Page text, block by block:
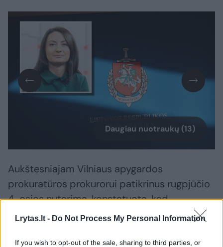
Lrytas.lt - Do Not Process My Personal Information
If you wish to opt-out of the sale, sharing to third parties, or
Daugiau nuotraukų (13)
Aukštesniajam Vilniaus apygardos
prokuratūros prokurorui patikrinus rugpjūčio
4-osios nutarimą, konstatuota, kad
sprendimas priimtas tinkamai neįvertinus